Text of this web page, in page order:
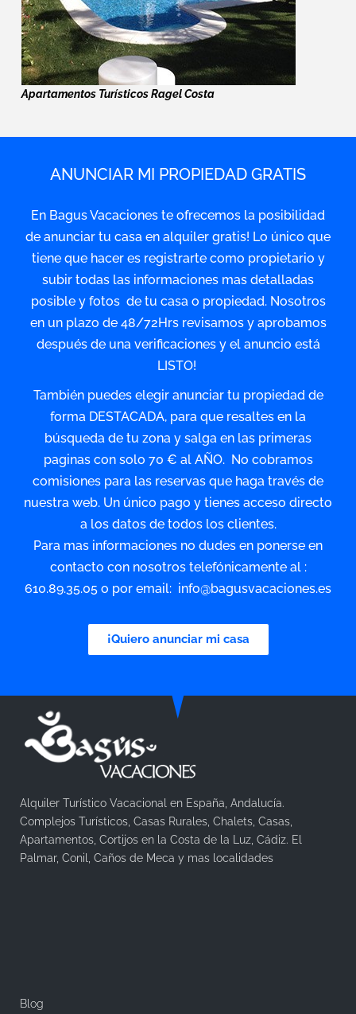
Apartamentos Turísticos Ragel Costa
ANUNCIAR MI PROPIEDAD GRATIS
En Bagus Vacaciones te ofrecemos la posibilidad
de anunciar tu casa en alquiler gratis! Lo único que
tiene que hacer es registrarte como propietario y
subir todas las informaciones mas detalladas
posible y fotos de tu casa o propiedad. Nosotros
en un plazo de 48/72Hrs revisamos y aprobamos
después de una verificaciones y el anuncio está
LISTO!
También puedes elegir anunciar tu propiedad de
forma DESTACADA, para que resaltes en la
búsqueda de tu zona y salga en las primeras
paginas con solo 70 € al AÑO. No cobramos
comisiones para las reservas que haga través de
nuestra web. Un único pago y tienes acceso directo
a los datos de todos los clientes.
Para mas informaciones no dudes en ponerse en
contacto con nosotros telefónicamente al :
610.89.35.05 o por email: info@bagusvacaciones.es
¡Quiero anunciar mi casa
Alquiler Turístico Vacacional en España, Andalucía.
Complejos Turísticos, Casas Rurales, Chalets, Casas,
Apartamentos, Cortijos en la Costa de la Luz, Cádiz. El
Palmar, Conil, Caños de Meca y mas localidades
Blog